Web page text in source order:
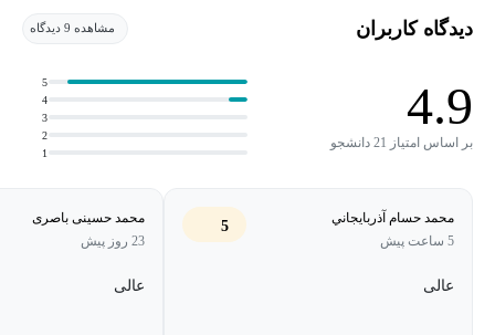
زمینه ریزموج کیهانی توضیح داده خواهد شد. نظریه تورم و نظریه
کلمات کلیدی درس: کیهان شناسی، کیهان اولیه، نظریه تورم
***جلسه 12 موجود نمی باشد ***
دیدگاه کاربران مشاهده 9 دیدگاه
4.9
بر اساس امتیاز 21 دانشجو
1
2
3
4
5
محمد حسام آذربايجاني
5 ساعت پیش
5
عالی
محمد حسینی باصری
23 روز پیش
عالی